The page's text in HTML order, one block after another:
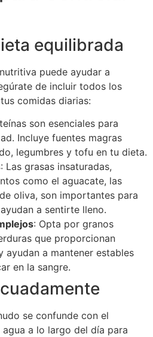
equilibrada
puede ayudar a
de incluir todos los
comidas diarias:
son esenciales para
Incluye fuentes magras
legumbres y tofu en tu dieta.
: Las grasas insaturadas,
como el aguacate, las
oliva, son importantes para
a sentirte lleno.
: Opta por granos
que proporcionan
ayudan a mantener estables
en la sangre.
se confunde con el
a lo largo del día para